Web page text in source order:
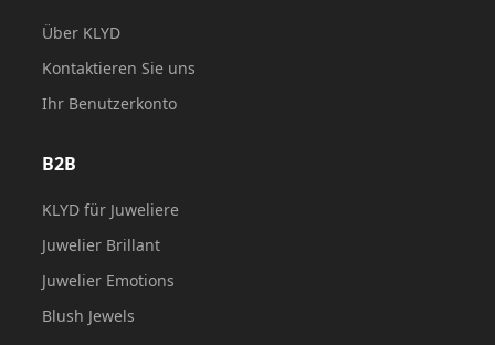
Über KLYD
Kontaktieren Sie uns
Ihr Benutzerkonto
B2B
KLYD für Juweliere
Juwelier Brillant
Juwelier Emotions
Blush Jewels